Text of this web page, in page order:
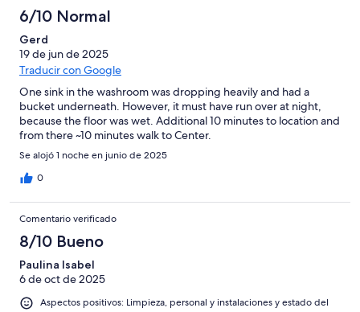
6/10 Normal
Gerd
19 de jun de 2025
Traducir con Google
One sink in the washroom was dropping heavily and had a
bucket underneath. However, it must have run over at night,
because the floor was wet. Additional 10 minutes to location and
from there ~10 minutes walk to Center.
Se alojó 1 noche en junio de 2025
0
Comentario verificado
8/10 Bueno
Paulina Isabel
6 de oct de 2025
Aspectos positivos: Limpieza, personal y instalaciones y estado del